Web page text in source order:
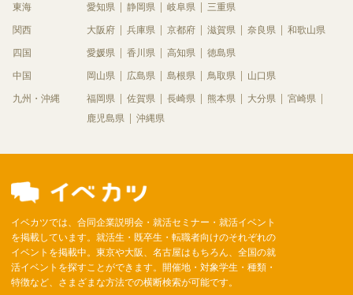
東海 愛知県 静岡県 岐阜県 三重県
関西 大阪府 兵庫県 京都府 滋賀県 奈良県 和歌山県
四国 愛媛県 香川県 高知県 徳島県
中国 岡山県 広島県 島根県 鳥取県 山口県
九州・沖縄 福岡県 佐賀県 長崎県 熊本県 大分県
宮崎県
鹿児島県
沖縄県
イベカツでは、合同企業説明会・就活セミナー・就活イベント
を掲載しています。就活生・既卒生・転職者向けのそれぞれの
イベントを掲載中。東京や大阪、名古屋はもちろん、全国の就
活イベントを探すことができます。開催地・対象学生・種類・
特徴など、さまざまな方法での横断検索が可能です。